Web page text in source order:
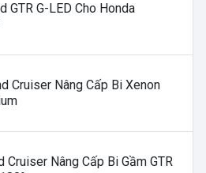
GTR G-LED Cho Honda
Cruiser Nâng Cấp Bi Xenon
Cruiser Nâng Cấp Bi Gầm GTR